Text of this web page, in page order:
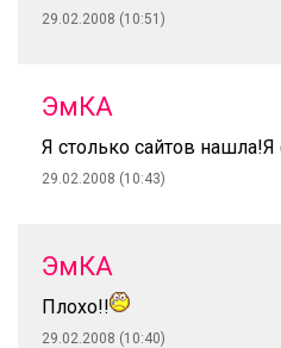
29.02.2008 (10:51)
ЭмКА
Я столько сайтов нашла!Я
29.02.2008 (10:43)
ЭмКА
Плохо!!
29.02.2008 (10:40)